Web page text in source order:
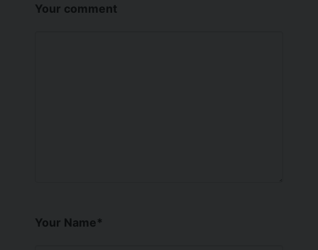
Your comment
Your Name*